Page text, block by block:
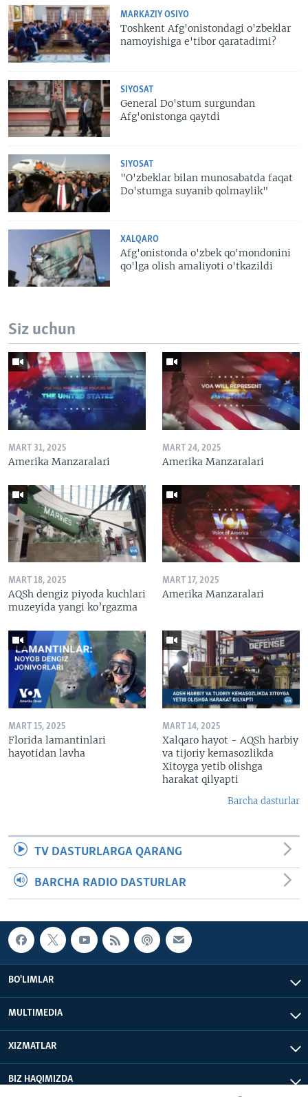
MARKAZIY OSIYO
Toshkent Afg'onistondagi o'zbeklar
namoyishiga e'tibor qaratadimi?
SIYOSAT
General Do'stum surgundan
Afg'onistonga qaytdi
SIYOSAT
"O'zbeklar bilan munosabatda faqat
Do'stumga suyanib qolmaylik"
XALQARO
Afg'onistonda o'zbek qo'mondonini
qo'lga olish amaliyoti o'tkazildi
Siz uchun
MART 31, 2025
Amerika Manzaralari
MART 24, 2025
Amerika Manzaralari
MART 18, 2025
AQSh dengiz piyoda kuchlari
muzeyida yangi ko’rgazma
MART 17, 2025
Amerika Manzaralari
MART 15, 2025
Florida lamantinlari
hayotidan lavha
MART 14, 2025
Xalqaro hayot - AQSh harbiy
va tijoriy kemasozlikda
Xitoyga yetib olishga
harakat qilyapti
Barcha dasturlar
TV DASTURLARGA QARANG
BARCHA RADIO DASTURLAR
BO'LIMLAR
MULTIMEDIA
XIZMATLAR
BIZ HAQIMIZDA